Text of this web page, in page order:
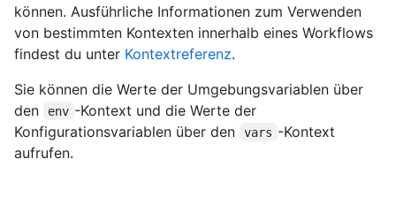
können. Ausführliche Informationen zum Verwenden
von bestimmten Kontexten innerhalb eines Workflows
findest du unter Kontextreferenz.
Sie können die Werte der Umgebungsvariablen über
den
env -Kontext und die Werte der
Konfigurationsvariablen über den
vars -Kontext
aufrufen.